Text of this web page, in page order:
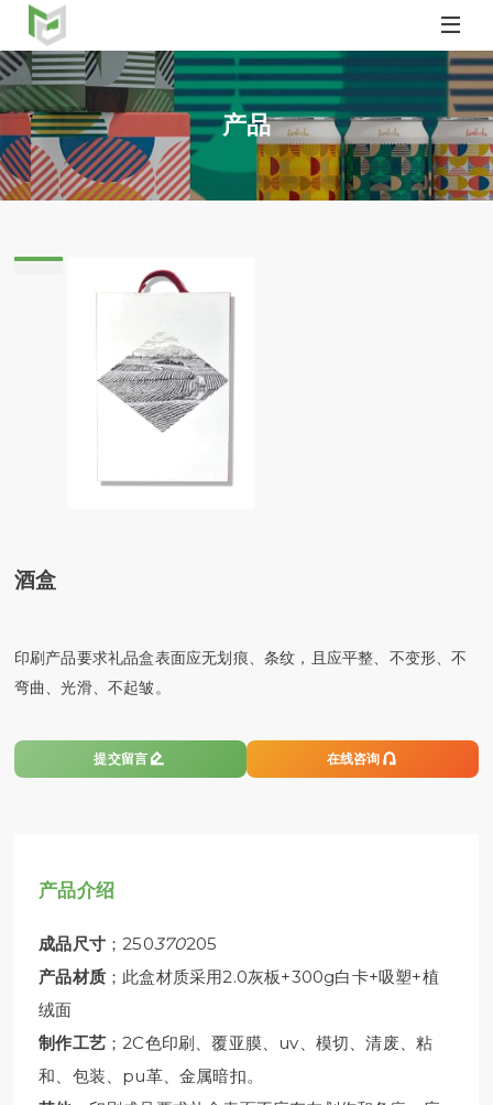

产品
酒盒
印刷产品要求礼品盒表面应无划痕、条纹，且应平整、不变形、不
弯曲、光滑、不起皱。
提交留言  在线咨询 
产品介绍
成品尺寸 ；250370205
产品材质 ；此盒材质采用2.0灰板+300g白卡+吸塑+植
绒面
制作工艺 ；2C色印刷、覆亚膜、uv、模切、清废、粘
和、包装、pu革、金属暗扣。